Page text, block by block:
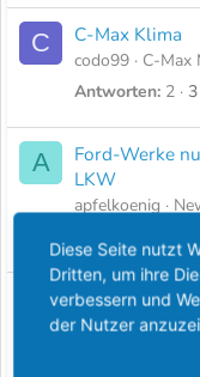
C C-Max Klima
codo99
C-Max
Antworten 2
A
Ford-Werke
LKW
apfelkoenig
Antworten
Tankgeber
tomju S-Max
Diese Seite nutzt
Dritten, um ihre
verbessern und
der Nutzer